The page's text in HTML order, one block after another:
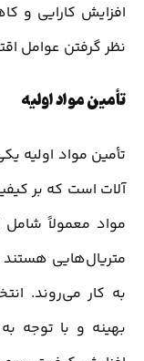
افزایش کارایی و
نظر گرفتن عوامل
تأمین مواد اولیه
تأمین مواد اولیه
آلات است که بر
مواد معمولاً شامل
متریال‌هایی
به کار می‌روند.
بهینه و با توجه